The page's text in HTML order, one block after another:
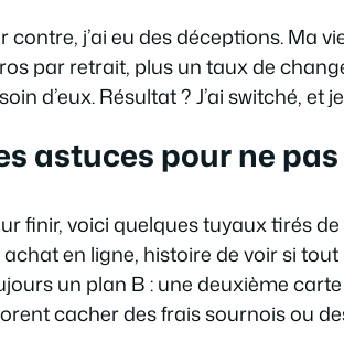
contre, j’ai eu des déceptions. Ma
par retrait, plus un taux de
d’eux. Résultat ? J’ai switché, et
astuces pour ne
finir, voici quelques tuyaux tirés
en ligne, histoire de voir si tout
un plan B : une deuxième
cacher des frais sournois ou